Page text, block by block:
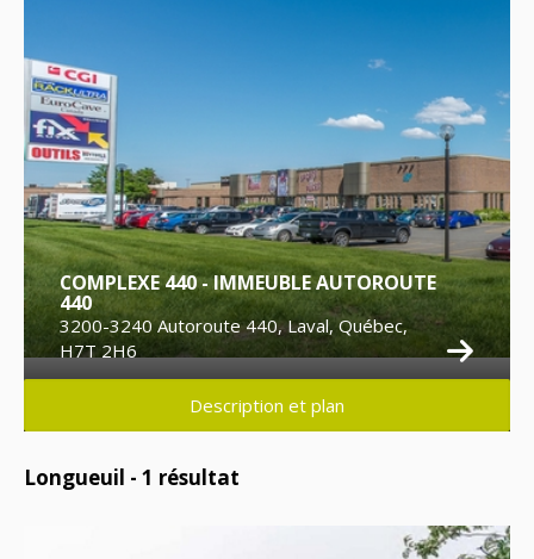
COMPLEXE 440 - IMMEUBLE AUTOROUTE
440
3200-3240 Autoroute 440, Laval, Québec,
H7T 2H6
Description et plan
Longueuil - 1 résultat